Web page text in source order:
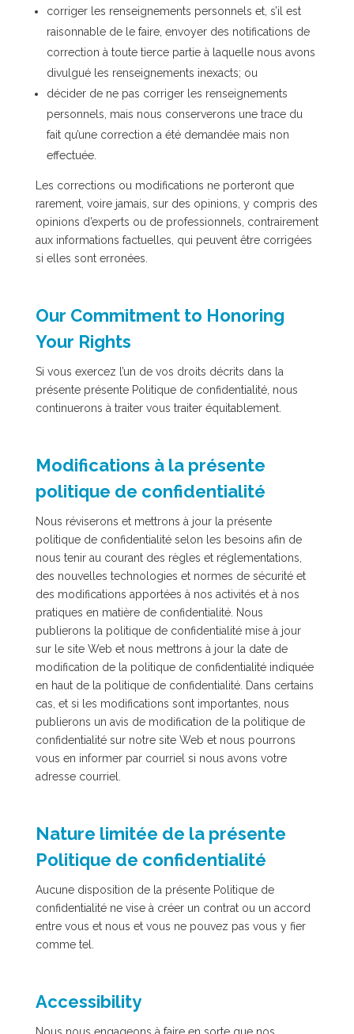
corriger les renseignements personnels et, s’il est
raisonnable de le faire, envoyer des notifications de
correction à toute tierce partie à laquelle nous avons
divulgué les renseignements inexacts; ou
décider de ne pas corriger les renseignements
personnels, mais nous conserverons une trace du
fait qu’une correction a été demandée mais non
effectuée.
Les corrections ou modifications ne porteront que
rarement, voire jamais, sur des opinions, y compris des
opinions d’experts ou de professionnels, contrairement
aux informations factuelles, qui peuvent être corrigées
si elles sont erronées.
Our Commitment to Honoring
Your Rights
Si vous exercez l’un de vos droits décrits dans la
présente présente Politique de confidentialité, nous
continuerons à traiter vous traiter équitablement.
Modifications à la présente
politique de confidentialité
Nous réviserons et mettrons à jour la présente
politique de confidentialité selon les besoins afin de
nous tenir au courant des règles et réglementations,
des nouvelles technologies et normes de sécurité et
des modifications apportées à nos activités et à nos
pratiques en matière de confidentialité. Nous
publierons la politique de confidentialité mise à jour
sur le site Web et nous mettrons à jour la date de
modification de la politique de confidentialité indiquée
en haut de la politique de confidentialité. Dans certains
cas, et si les modifications sont importantes, nous
publierons un avis de modification de la politique de
confidentialité sur notre site Web et nous pourrons
vous en informer par courriel si nous avons votre
adresse courriel.
Nature limitée de la présente
Politique de confidentialité
Aucune disposition de la présente Politique de
confidentialité ne vise à créer un contrat ou un accord
entre vous et nous et vous ne pouvez pas vous y fier
comme tel.
Accessibility